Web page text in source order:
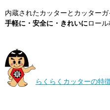
内蔵されたカッターとカッターガ
手軽に・安全に・きれいにロール
らくらくカッターの特